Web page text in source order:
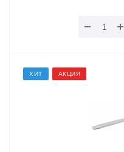
ХИТ АКЦИЯ